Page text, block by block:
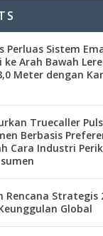
Perluas Sistem
Arah Bawah
Meter dengan
Truecaller
Berbasis
Cara Industri
Rencana Strategis
Global